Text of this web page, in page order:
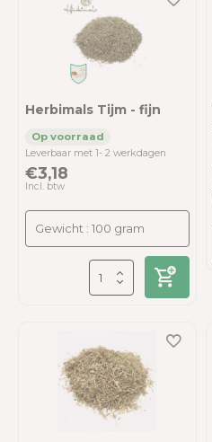
Herbimals Tijm - fijn
Leverbaar met 1- 2 werkdagen
€3,18
Incl. btw